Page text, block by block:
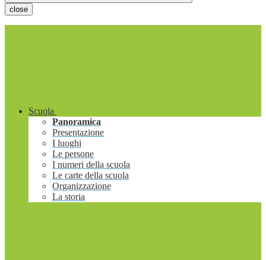
close
Scuola
Panoramica
Presentazione
I luoghi
Le persone
I numeri della scuola
Le carte della scuola
Organizzazione
La storia